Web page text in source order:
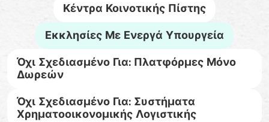
Κέντρα Κοινοτικής Πίστης
Εκκλησίες Με Ενεργά Υπουργεία
Όχι Σχεδιασμένο Για: Πλατφόρμες Μόνο
Δωρεών
Όχι Σχεδιασμένο Για: Συστήματα
Χρηματοοικονομικής Λογιστικής